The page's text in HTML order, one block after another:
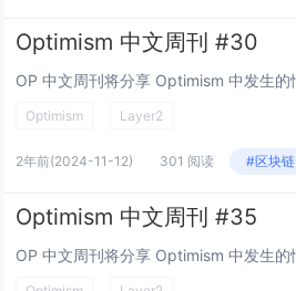
Optimism 中文周刊 #30
Optimism Layer2
2年前(2024-11-12) 301 阅读 #区块链
Optimism 中文周刊 #35